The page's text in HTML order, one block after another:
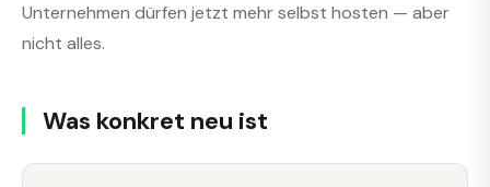
Unternehmen dürfen jetzt mehr selbst hosten — aber
nicht alles.
Was konkret neu ist